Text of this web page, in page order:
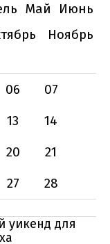
Май
Июнь
Ноябрь
06
07
13
14
20
21
27 28
уикенд для